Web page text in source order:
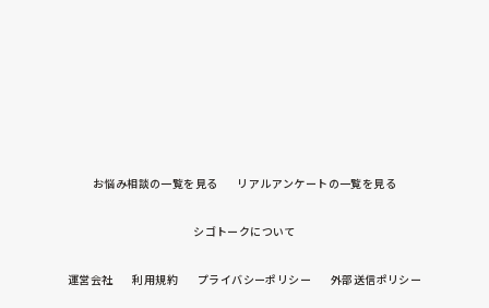
お悩み相談の一覧を見る リアルアンケートの一覧を見る
シゴトークについて
運営会社 利用規約 プライバシーポリシー 外部送信ポリシー